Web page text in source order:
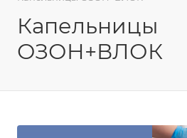
Капельницы
ОЗОН+ВЛОК